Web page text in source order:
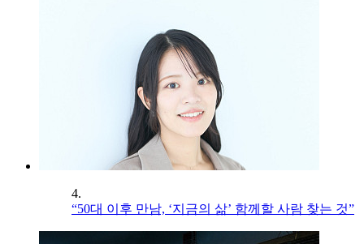
4.
“50대 이후 만남, ‘지금의 삶’ 함께할 사람 찾는 것”